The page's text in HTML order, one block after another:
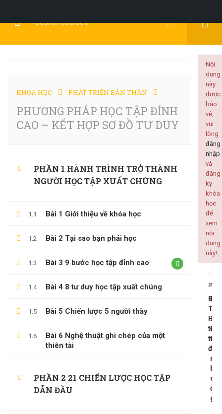
KỸ NĂNG MỀM
PHƯƠNG PHÁP HỌC TẬP ĐỈNH CAO – KẾT HỢP SƠ ĐỒ TƯ DUY
KHÓA HỌC PHÁT TRIỂN BẢN THÂN
PHƯƠNG PHÁP HỌC TẬP ĐỈNH
CAO – KẾT HỢP SƠ ĐỒ TƯ DUY
PHẦN 1 HÀNH TRÌNH TRỞ THÀNH
NGƯỜI HỌC TẬP XUẤT CHÚNG
1.1 Bài 1 Giới thiệu về khóa học
1.2 Bài 2 Tại sao bạn phải học
1.3 Bài 3 9 bước học tập đỉnh cao
1.4 Bài 4 8 tư duy học tập xuất chúng
1.5 Bài 5 Chiến lược 5 người thầy
1.6
Bài 6 Nghệ thuật ghi chép của một
thiên tài
PHẦN 2 21 CHIẾN LƯỢC HỌC TẬP
DẪN ĐẦU
Nội
dung
này
được
bảo
vệ,
vui
lòng
đăng
nhập
và
đăng
ký
khóa
học
để
xem
nội
dung
này!
PREV
Bài
17
Học
tập
trọn
đời
Bài
19
20h
Đầu
tiên
học
bất
cứ
gì
ALL COURSES
BACKEND
KỸ NĂNG MỀM
Thần Số Học – Sinh Trắc Vân Tay